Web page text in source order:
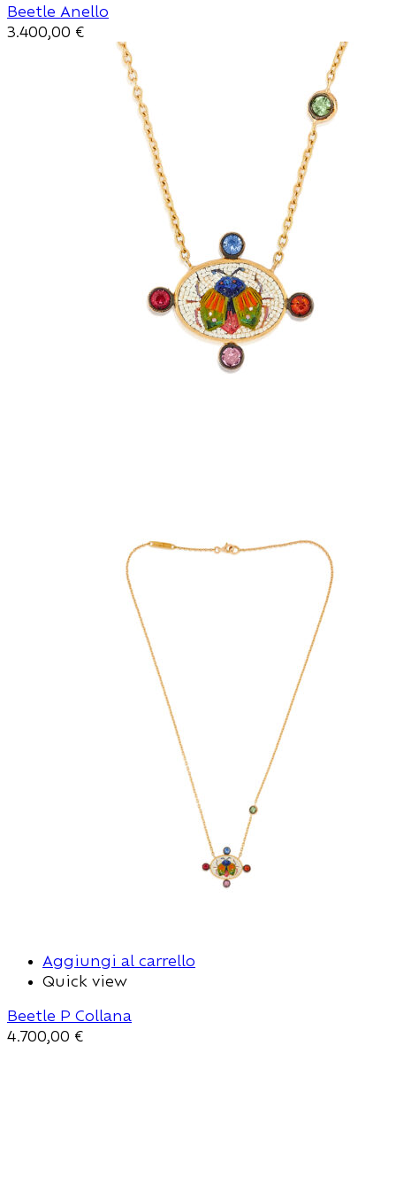
Beetle Anello
3.400,00 €
Aggiungi al carrello
Quick view
Beetle P Collana
4.700,00 €